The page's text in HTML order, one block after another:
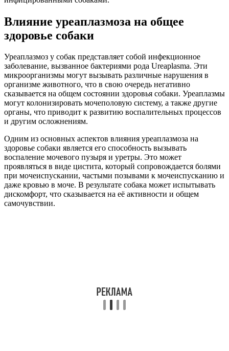
Влияние уреаплазмоза на общее
здоровье собаки
Уреаплазмоз у собак представляет собой инфекционное
заболевание, вызванное бактериями рода Ureaplasma. Эти
микроорганизмы могут вызывать различные нарушения в
организме животного, что в свою очередь негативно
сказывается на общем состоянии здоровья собаки. Уреаплазмы
могут колонизировать мочеполовую систему, а также другие
органы, что приводит к развитию воспалительных процессов
и другим осложнениям.
Одним из основных аспектов влияния уреаплазмоза на
здоровье собаки является его способность вызывать
воспаление мочевого пузыря и уретры. Это может
проявляться в виде цистита, который сопровождается болями
при мочеиспускании, частыми позывами к мочеиспусканию и
даже кровью в моче. В результате собака может испытывать
дискомфорт, что сказывается на её активности и общем
самочувствии.